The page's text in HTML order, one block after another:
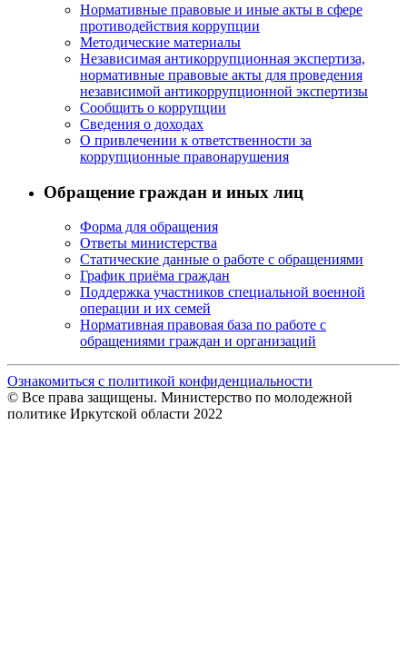
Нормативные правовые и иные акты в сфере
противодействия коррупции
Методические материалы
Независимая антикоррупционная экспертиза,
нормативные правовые акты для проведения
независимой антикоррупционной экспертизы
Сообщить о коррупции
Сведения о доходах
О привлечении к ответственности за
коррупционные правонарушения
Обращение граждан и иных лиц
Форма для обращения
Ответы министерства
Статические данные о работе с обращениями
График приёма граждан
Поддержка участников специальной военной
операции и их семей
Нормативная правовая база по работе с
обращениями граждан и организаций
Ознакомиться с политикой конфиденциальности
© Все права защищены. Министерство по молодежной
политике Иркутской области 2022